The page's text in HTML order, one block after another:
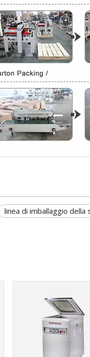
linea di imballaggio della